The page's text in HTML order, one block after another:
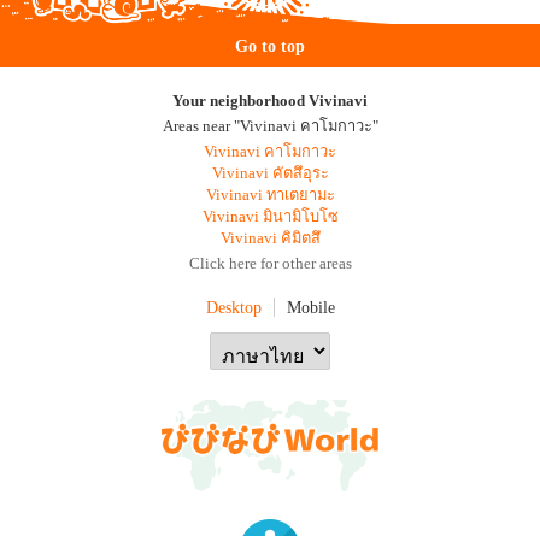
Go to top
Your neighborhood Vivinavi
Areas near "Vivinavi คาโมกาวะ"
Vivinavi คาโมกาวะ
Vivinavi คัตสึอุระ
Vivinavi ทาเตยามะ
Vivinavi มินามิโบโซ
Vivinavi คิมิตสึ
Click here for other areas
Desktop Mobile